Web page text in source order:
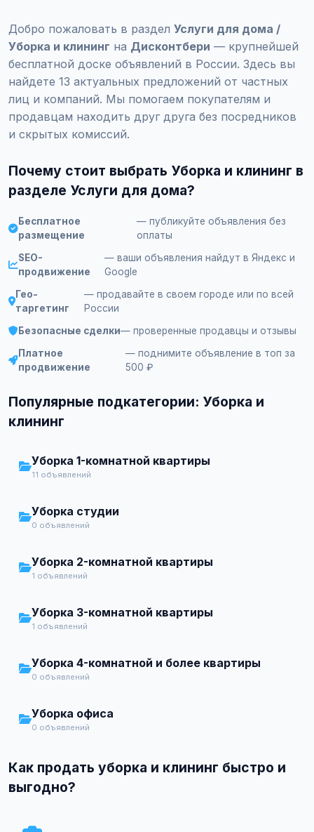
Добро пожаловать в раздел Услуги для дома /
Уборка и клининг на Дисконтбери — крупнейшей
бесплатной доске объявлений в России. Здесь вы
найдете 13 актуальных предложений от частных
лиц и компаний. Мы помогаем покупателям и
продавцам находить друг друга без посредников
и скрытых комиссий.
Почему стоит выбрать Уборка и клининг в
разделе Услуги для дома?
Бесплатное
размещение
— публикуйте объявления без
оплаты
SEO-
продвижение
— ваши объявления найдут в Яндекс и
Google
Гео-
таргетинг
— продавайте в своем городе или по всей
России
Безопасные сделки— проверенные продавцы и отзывы
Платное
продвижение
— поднимите объявление в топ за
500 ₽
Популярные подкатегории: Уборка и
клининг
Уборка 1-комнатной квартиры
11 объявлений
Уборка студии
0 объявлений
Уборка 2-комнатной квартиры
1 объявлений
Уборка 3-комнатной квартиры
1 объявлений
Уборка 4-комнатной и более квартиры
0 объявлений
Уборка офиса
0 объявлений
Как продать уборка и клининг быстро и
выгодно?